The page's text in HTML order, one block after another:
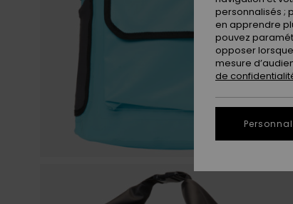
personnalisés ;
en apprendre
pouvez
opposer
mesure
de